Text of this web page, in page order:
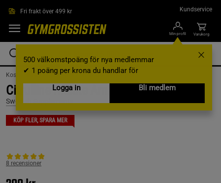
Fri frakt över 499 kr Kundservice
Min profil
500 välkomstpoäng för nya medlemmar
✔ 1 poäng per krona du handlar för
Logga in
Bli medlem
Varukorg
Kosttillskott /Aminosyror /Enskilda aminosyror
Citrulline malate Aminosyror 250 g
Swedish Supplements
KÖP FLER, SPARA MER
8 recensioner